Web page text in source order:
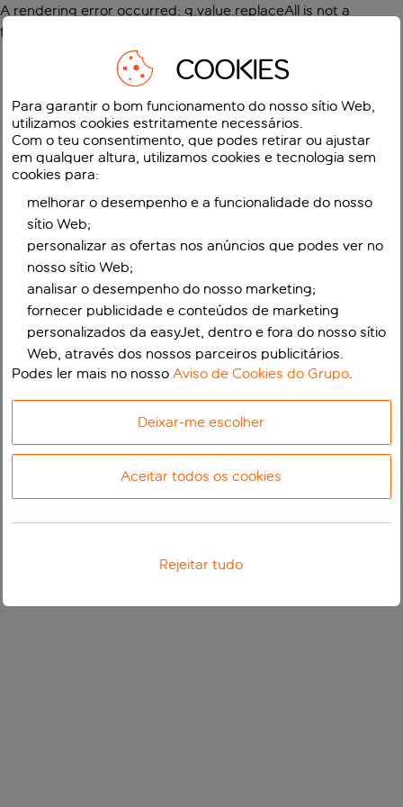
A rendering error occurred: g.value.replaceAll is not a
function
COOKIES
Para garantir o bom funcionamento do nosso sítio Web,
utilizamos cookies estritamente necessários.
Com o teu consentimento, que podes retirar ou ajustar
em qualquer altura, utilizamos cookies e tecnologia sem
cookies para:
melhorar o desempenho e a funcionalidade do nosso
sítio Web;
personalizar as ofertas nos anúncios que podes ver no
nosso sítio Web;
analisar o desempenho do nosso marketing;
fornecer publicidade e conteúdos de marketing
personalizados da easyJet, dentro e fora do nosso sítio
Web, através dos nossos parceiros publicitários.
Podes ler mais no nossoAviso de Cookies do Grupo.
Deixar-me escolher
Aceitar todos os cookies
Rejeitar tudo